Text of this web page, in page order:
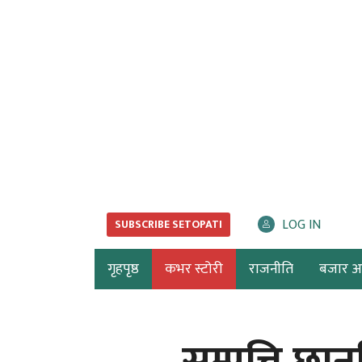
SUBSCRIBE SETOPATI LOG IN
गृहपृष्ठ कभर स्टोरी राजनीति बजार